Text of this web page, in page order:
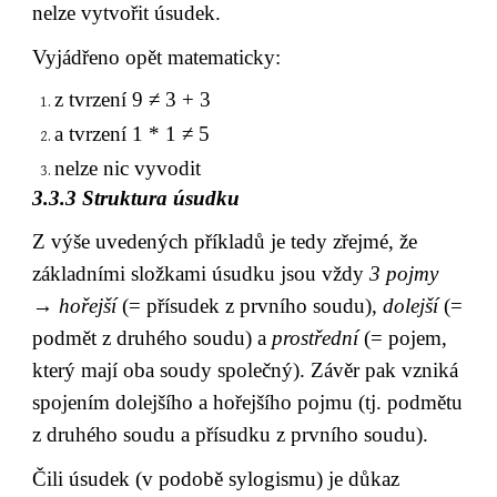
nelze vytvořit úsudek.
Vyjádřeno opět matematicky:
z tvrzení 9 ≠ 3 + 3
a tvrzení 1 * 1 ≠ 5
nelze nic vyvodit
3.3.3 Struktura úsudku
Z výše uvedených příkladů je tedy zřejmé, že
základními složkami úsudku jsou vždy 3 pojmy
→ hořejší (= přísudek z prvního soudu), dolejší (=
podmět z druhého soudu) a prostřední (= pojem,
který mají oba soudy společný). Závěr pak vzniká
spojením dolejšího a hořejšího pojmu (tj. podmětu
z druhého soudu a přísudku z prvního soudu).
Čili úsudek (v podobě sylogismu) je důkaz